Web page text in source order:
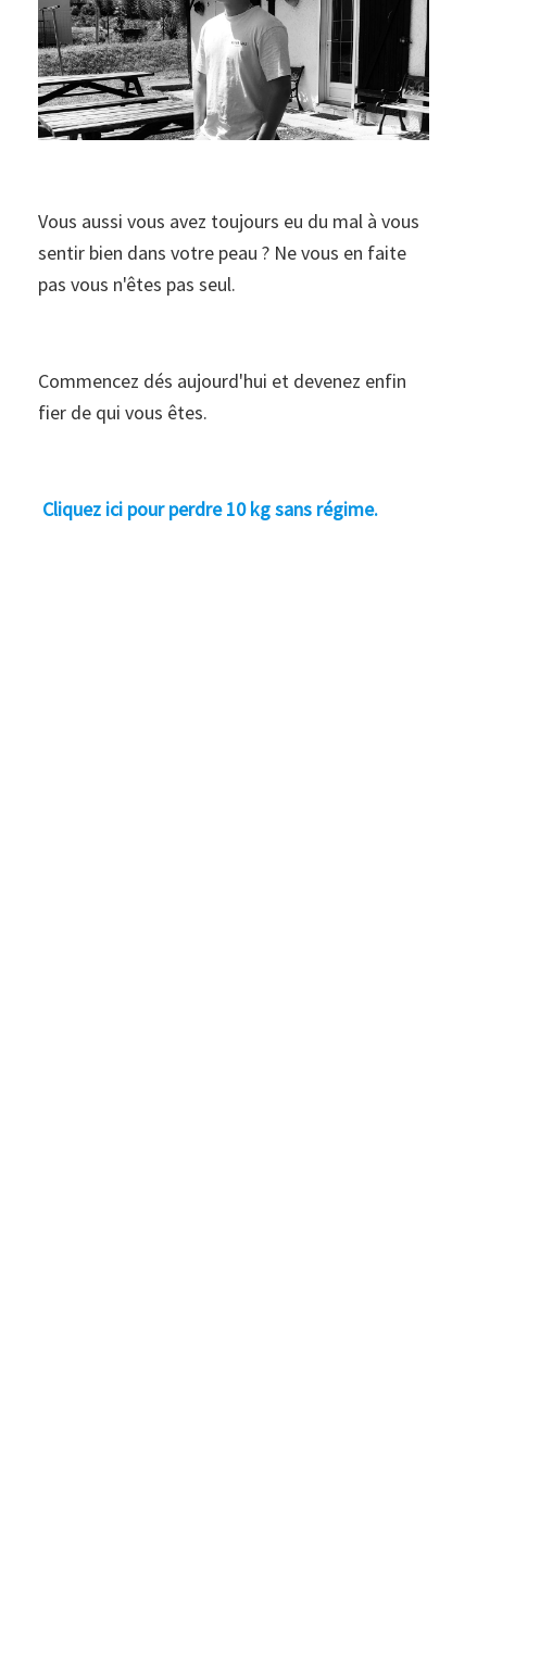
Vous aussi vous avez toujours eu du mal à vous
sentir bien dans votre peau ? Ne vous en faite
pas vous n'êtes pas seul.
Commencez dés aujourd'hui et devenez enfin
fier de qui vous êtes.
Cliquez ici pour perdre 10 kg sans régime.